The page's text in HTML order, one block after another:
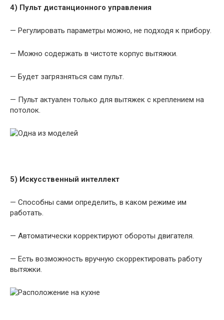
4) Пульт дистанционного управления
— Регулировать параметры можно, не подходя к прибору.
— Можно содержать в чистоте корпус вытяжки.
— Будет загрязняться сам пульт.
— Пульт актуален только для вытяжек с креплением на
потолок.
5) Искусственный интеллект
— Способны сами определить, в каком режиме им
работать.
— Автоматически корректируют обороты двигателя.
— Есть возможность вручную скорректировать работу
вытяжки.